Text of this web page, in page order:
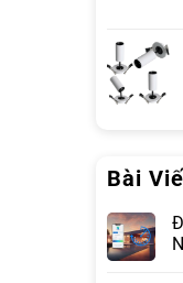
Bài